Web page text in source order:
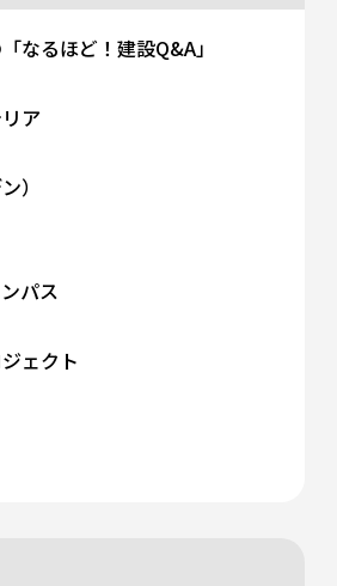
なるほど！建設Q&A」
ア
）
パス
ェクト